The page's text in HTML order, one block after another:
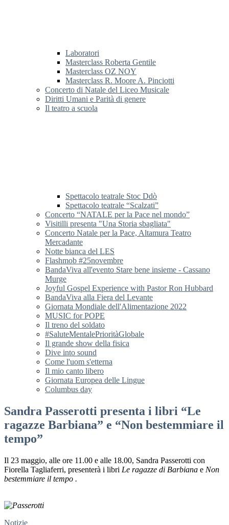
Laboratori
Masterclass Roberta Gentile
Masterclass OZ NOY
Masterclass R. Moore A. Pinciotti
Concerto di Natale del Liceo Musicale
Diritti Umani e Parità di genere
Il teatro a scuola
Spettacolo teatrale Stoc Ddò
Spettacolo teatrale “Scalzati”
Concerto “NATALE per la Pace nel mondo”
Visitilli presenta "Una Storia sbagliata"
Concerto Natale per la Pace, Altamura Teatro
Mercadante
Notte bianca del LES
Flashmob #25novembre
BandaViva all'evento Stare bene insieme - Cassano
Murge
Joyful Gospel Experience with Pastor Ron Hubbard
BandaViva alla Fiera del Levante
Giornata Mondiale dell'Alimentazione 2022
MUSIC for POPE
Il treno del soldato
#SaluteMentalePrioritàGlobale
Il grande show della fisica
Dive into sound
Come l'uom s'etterna
Il mio canto libero
Giornata Europea delle Lingue
Columbus day
Sandra Passerotti presenta i libri “Le
ragazze Barbiana” e “Non bestemmiare il
tempo”
Il 23 maggio, alle ore 11.00 e alle 18.00, Sandra Passerotti con
Fiorella Tagliaferri, presenterà i libri Le ragazze di Barbiana e Non
bestemmiare il tempo .
Notizie